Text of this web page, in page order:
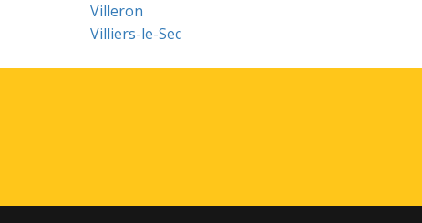
Villeron
Villiers-le-Sec